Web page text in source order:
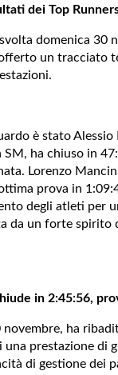
dei Top
domenica
un tracciato
è stato
SM, ha chiuso in
Lorenzo
prova in
degli atleti per
da un forte spirito
in 2:45:56,
ha
prestazione
di gestione dei